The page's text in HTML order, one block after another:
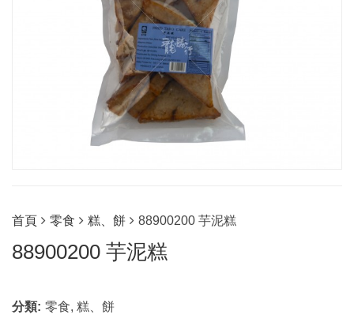
首頁 零食 糕、餅 88900200 芋泥糕
88900200 芋泥糕
分類: 零食, 糕、餅